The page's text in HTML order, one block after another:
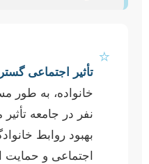
⭐
تأثیر اجتماعی
خانواده، به طور
نفر در جامعه
بهبود روابط
اجتماعی و حمایت